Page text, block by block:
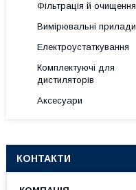
Фільтрація й очищення
Вимірювальні прилади
Електроустаткування
Комплектуючі для
дистиляторів
Аксесуари
КОНТАКТИ